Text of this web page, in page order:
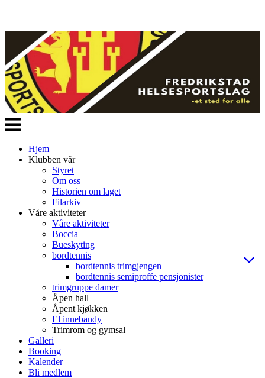
Veksle
navigasjon
Hjem
Klubben vår
Styret
Om oss
Historien om laget
Filarkiv
Våre aktiviteter
Våre aktiviteter
Boccia
Bueskyting
bordtennis
bordtennis trimgjengen
bordtennis semiproffe pensjonister
trimgruppe damer
Åpen hall
Åpent kjøkken
El innebandy
Trimrom og gymsal
Galleri
Booking
Kalender
Bli medlem